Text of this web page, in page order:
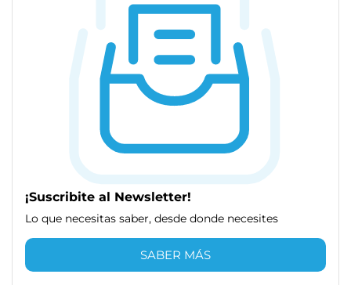
¡Suscribite al Newsletter!
Lo que necesitas saber, desde donde necesites
SABER MÁS